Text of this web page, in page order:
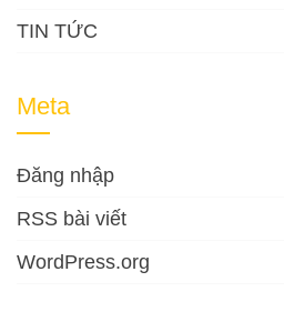
TIN TỨC
Meta
Đăng nhập
RSS bài viết
WordPress.org